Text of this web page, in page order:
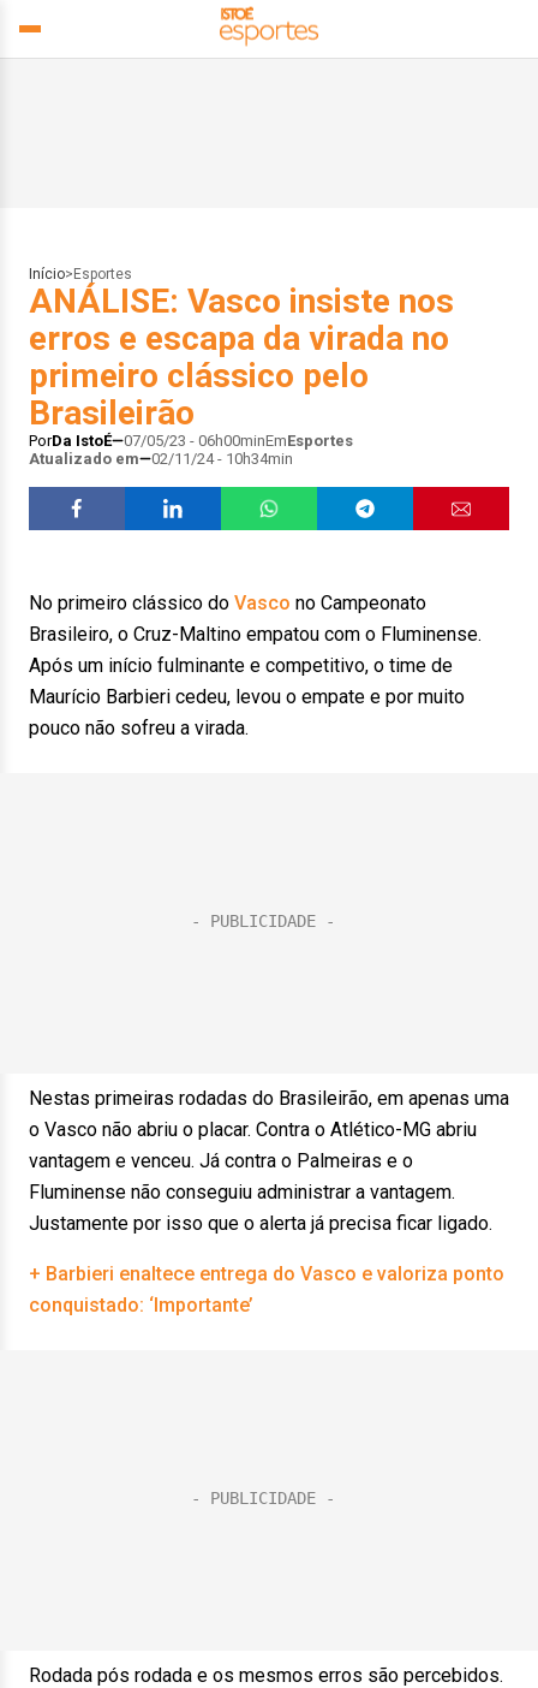
Início> Esportes
ANÁLISE: Vasco insiste nos
erros e escapa da virada no
primeiro clássico pelo
Brasileirão
PorDa IstoÉ 07/05/23 - 06h00minEmEsportes
Atualizado em
02/11/24 - 10h34min
No primeiro clássico do Vasco no Campeonato
Brasileiro, o Cruz-Maltino empatou com o Fluminense.
Após um início fulminante e competitivo, o time de
Maurício Barbieri cedeu, levou o empate e por muito
pouco não sofreu a virada.
Nestas primeiras rodadas do Brasileirão, em apenas uma
o Vasco não abriu o placar. Contra o Atlético-MG abriu
vantagem e venceu. Já contra o Palmeiras e o
Fluminense não conseguiu administrar a vantagem.
Justamente por isso que o alerta já precisa ficar ligado.
+ Barbieri enaltece entrega do Vasco e valoriza ponto
conquistado: ‘Importante’
Rodada pós rodada e os mesmos erros são percebidos.